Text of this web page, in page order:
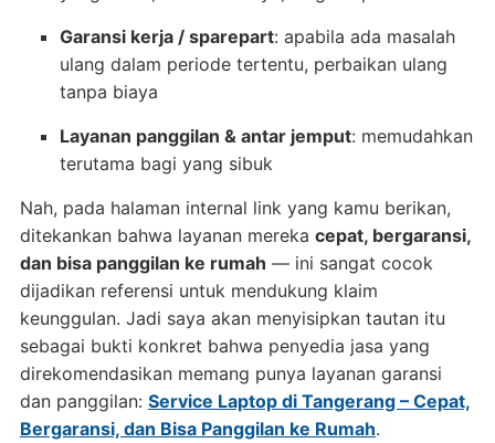
Garansi kerja / sparepart: apabila ada masalah
ulang dalam periode tertentu, perbaikan ulang
tanpa biaya
Layanan panggilan & antar jemput: memudahkan
terutama bagi yang sibuk
Nah, pada halaman internal link yang kamu berikan,
ditekankan bahwa layanan mereka cepat, bergaransi,
dan bisa panggilan ke rumah — ini sangat cocok
dijadikan referensi untuk mendukung klaim
keunggulan. Jadi saya akan menyisipkan tautan itu
sebagai bukti konkret bahwa penyedia jasa yang
direkomendasikan memang punya layanan garansi
dan panggilan: Service Laptop di Tangerang – Cepat,
Bergaransi, dan Bisa Panggilan ke Rumah.